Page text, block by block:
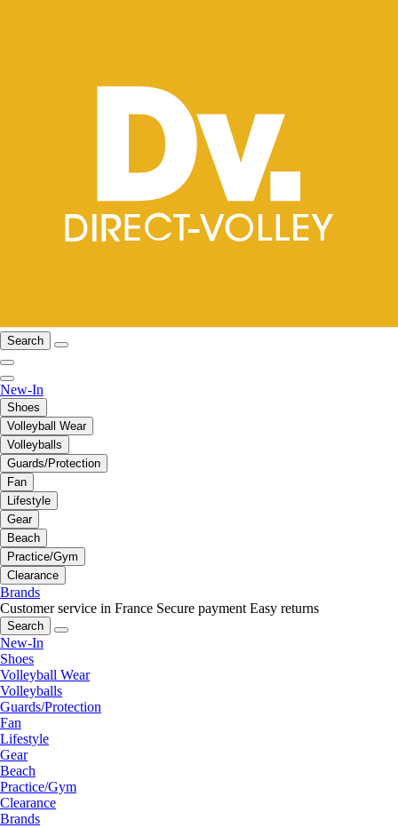
Search
New-In
Shoes
Volleyball Wear
Volleyballs
Guards/Protection
Fan
Lifestyle
Gear
Beach
Practice/Gym
Clearance
Brands
Customer service in France Secure payment Easy returns
Search
New-In
Shoes
Volleyball Wear
Volleyballs
Guards/Protection
Fan
Lifestyle
Gear
Beach
Practice/Gym
Clearance
Brands